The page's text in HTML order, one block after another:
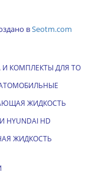
вSeotm.com
И КОМПЛЕКТЫ ДЛЯ ТО
ЖИДКОСТЬ
HYUNDAI HD
ЖИДКОСТЬ